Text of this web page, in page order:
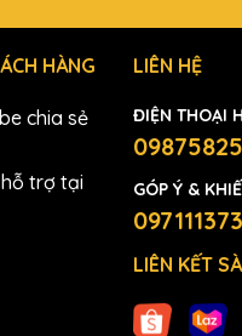
HÀNG
chia sẻ
trợ tại
LIÊN HỆ
ĐIỆN THOẠI
GÓP Ý &
LIÊN KẾT